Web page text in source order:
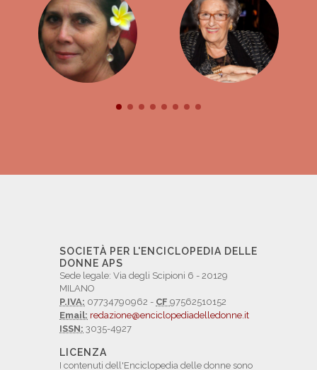
SOCIETÀ PER L'ENCICLOPEDIA DELLE
DONNE APS
Sede legale: Via degli Scipioni 6 - 20129
MILANO
P.IVA: 07734790962 - CF 97562510152
Email: redazione@enciclopediadelledonne.it
ISSN: 3035-4927
LICENZA
I contenuti dell'Enciclopedia delle donne sono